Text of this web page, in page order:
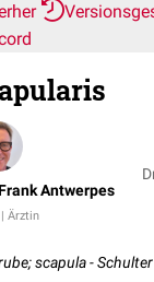
Antwerpes
Ärztin
scapula - Schulter